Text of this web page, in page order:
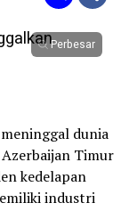
Perbesar
dunia
Timur
kedelapan
industri